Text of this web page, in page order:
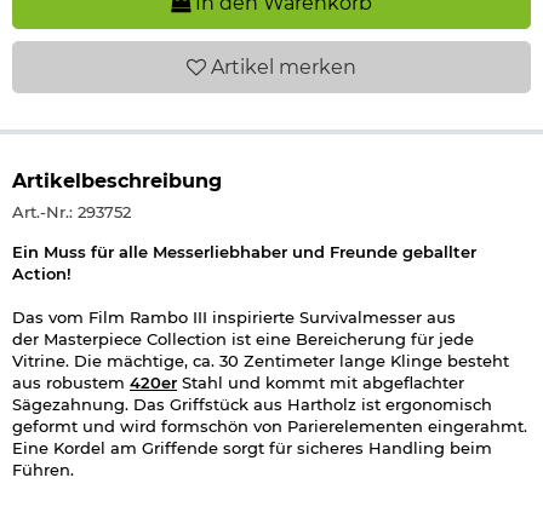
Artikel merken
Artikelbeschreibung
Art.-Nr.: 293752
Ein Muss für alle Messerliebhaber und Freunde geballter
Action!
Das vom Film Rambo III inspirierte Survivalmesser aus
der Masterpiece Collection ist eine Bereicherung für jede
Vitrine. Die mächtige, ca. 30 Zentimeter lange Klinge besteht
aus robustem 420er Stahl und kommt mit abgeflachter
Sägezahnung. Das Griffstück aus Hartholz ist ergonomisch
geformt und wird formschön von Parierelementen eingerahmt.
Eine Kordel am Griffende sorgt für sicheres Handling beim
Führen.